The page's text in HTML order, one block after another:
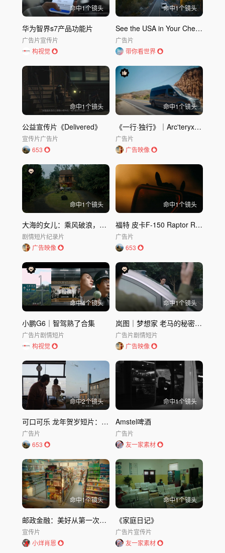
命中1个镜头
华为智界s7产品功能片
广告片宣传片
构视觉
命中1个镜头
See the USA in Your Chevrolet｜Chevrolet
广告片
带你看世界
命中1个镜头
公益宣传片《Delivered》
宣传片广告片
653
命中1个镜头
《一行·独行》｜Arc'teryx 始祖鸟 x Ivan Le Pays
广告片
广告映像
命中1个镜头
大海的女儿：乘风破浪，为你而来
剧情短片纪录片
广告映像
命中1个镜头
福特 皮卡F-150 Raptor R宣传片SCARY FAST
广告片
653
命中4个镜头
小鹏G6｜智驾熟了合集
广告片剧情短片
构视觉
命中1个镜头
岚图｜梦想家 老马的秘密行动
广告片剧情短片
广告映像
命中2个镜头
可口可乐 龙年贺岁短片：龙舞盛宴
广告片
653
命中1个镜头
Amstel啤酒
广告片
友一家素材
命中1个镜头
邮政金融：美好从第一次开始，由再一次延续
宣传片
小烊肖恩
命中1个镜头
《家庭日记》
广告片宣传片
友一家素材